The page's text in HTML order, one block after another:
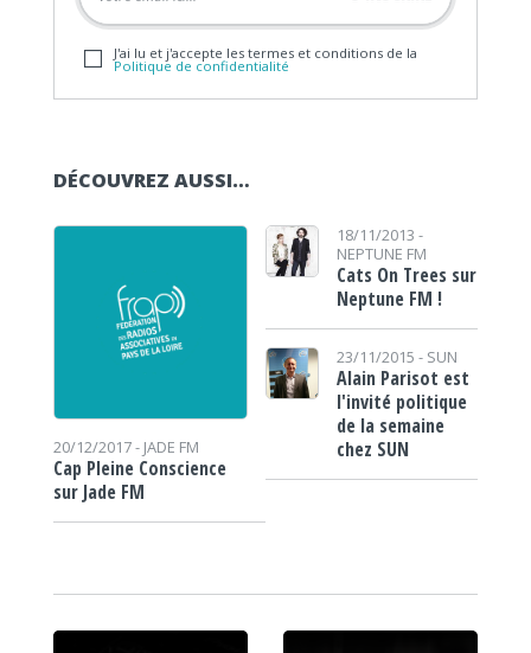
J'ai lu et j'accepte les termes et conditions de la
Politique de confidentialité
DÉCOUVREZ AUSSI…
20/12/2017 - JADE FM
Cap Pleine Conscience
sur Jade FM
18/11/2013 -
NEPTUNE FM
Cats On Trees sur
Neptune FM !
23/11/2015 - SUN
Alain Parisot est
l'invité politique
de la semaine
chez SUN